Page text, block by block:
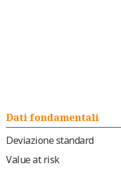
Dati fondamentali
Deviazione standard
Value at risk